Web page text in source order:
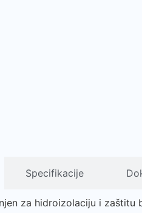
Specifikacije
za hidroizolaciju i zaštitu